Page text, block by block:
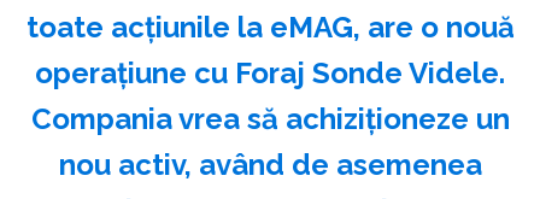
toate acțiunile la eMAG, are o nouă
operațiune cu Foraj Sonde Videle.
Compania vrea să achiziționeze un
nou activ, având de asemenea